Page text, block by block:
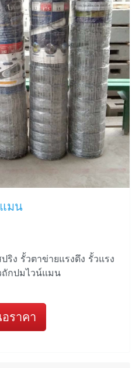
มน
ริง รั้วตาข่ายแรงดึง รั้วแรง
ถักปมไวน์แมน
ราคา